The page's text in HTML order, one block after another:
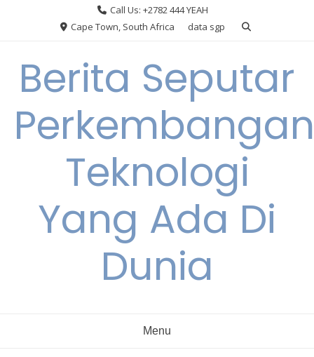
Call Us: +2782 444 YEAH
Cape Town, South Africa
data sgp
Berita Seputar
Perkembangan
Teknologi
Yang Ada Di
Dunia
Menu